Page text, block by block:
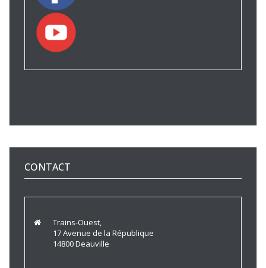
CONTACT
Trains-Ouest,
17 Avenue de la République
14800 Deauville